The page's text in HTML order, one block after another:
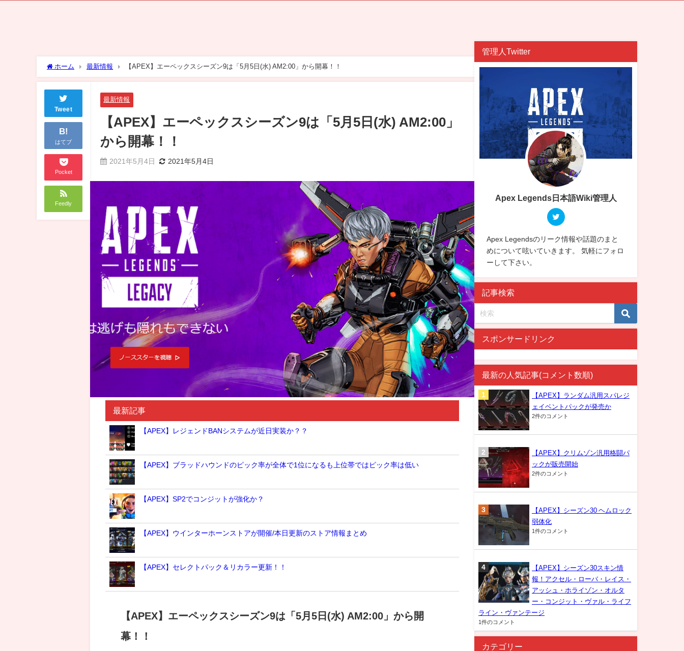
ホーム 最新情報 【APEX】エーペックスシーズン9は「5月5日(水) AM2:00」から開幕！！
Tweet
B!
はてブ
Pocket
Feedly
最新情報
【APEX】エーペックスシーズン9は「5月5日(水) AM2:00」
から開幕！！
2021年5月4日 2021年5月4日
最新記事
【APEX】レジェンドBANシステムが近日実装か？？
【APEX】ブラッドハウンドのピック率が全体で1位になるも上位帯ではピック率は低い
【APEX】SP2でコンジットが強化か？
【APEX】ウインターホーンストアが開催/本日更新のストア情報まとめ
【APEX】セレクトパック＆リカラー更新！！
【APEX】エーペックスシーズン9は「5月5日(水) AM2:00」から開
幕！！
管理人Twitter
Apex Legends日本語Wiki管理人
Apex Legendsのリーク情報や話題のまと
めについて呟いていきます。 気軽にフォロ
ーして下さい。
記事検索
スポンサードリンク
最新の人気記事(コメント数順)
【APEX】ランダム汎用スパレジ
ェイベントパックが発売か
2件のコメント
【APEX】クリムゾン汎用格闘パ
ックが販売開始
2件のコメント
【APEX】シーズン30 ヘムロック
弱体化
1件のコメント
【APEX】シーズン30スキン情
報！アクセル・ローバ・レイス・
アッシュ・ホライゾン・オルタ
ー・コンジット・ヴァル・ライフ
ライン・ヴァンテージ
1件のコメント
カテゴリー